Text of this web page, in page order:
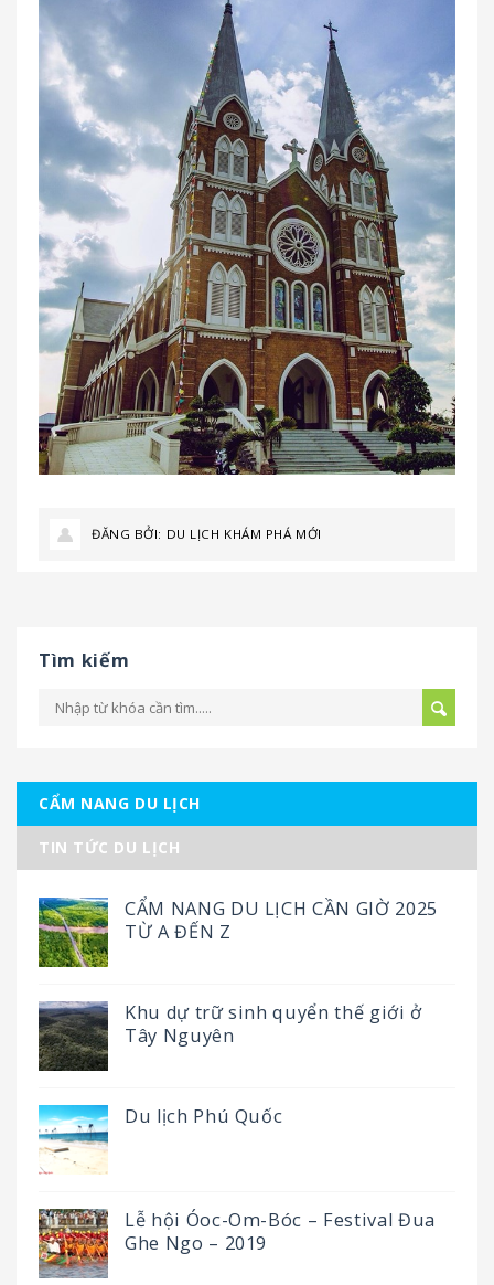
ĐĂNG BỞI: DU LỊCH KHÁM PHÁ MỚI
Tìm kiếm
CẨM NANG DU LỊCH
TIN TỨC DU LỊCH
CẨM NANG DU LỊCH CẦN GIỜ 2025
TỪ A ĐẾN Z
Khu dự trữ sinh quyển thế giới ở
Tây Nguyên
Du lịch Phú Quốc
Lễ hội Óoc-Om-Bóc – Festival Đua
Ghe Ngo – 2019